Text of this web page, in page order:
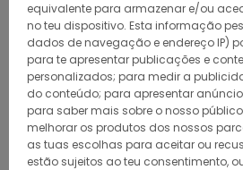
equivalente para armazenar e/ou
no teu dispositivo. Esta informação
dados de navegação e endereço IP)
para te apresentar publicações e
personalizados; para medir a
do conteúdo; para apresentar
para saber mais sobre o nosso
melhorar os produtos dos nossos
as tuas escolhas para aceitar ou
estão sujeitos ao teu consentimento,